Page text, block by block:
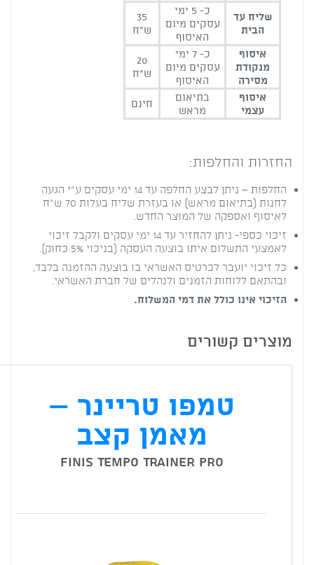
שליח עד
הבית
כ- 5 ימי
עסקים מיום
האיסוף
35
ש"ח
איסוף
מנקודת
מסירה
כ- 7 ימי
עסקים מיום
האיסוף
20
ש"ח
איסוף
עצמי
בתיאום
מראש
חינם
החזרות והחלפות:
החלפות – ניתן לבצע החלפה עד 14 ימי עסקים ע"י הגעה
לחנות (בתיאום מראש) או בעזרת שליח בעלות 70 ש"ח
לאיסוף ואספקה של המוצר החדש.
זיכוי כספי- ניתן להחזיר עד 14 ימי עסקים ולקבל זיכוי
לאמצעי התשלום איתו בוצעה העסקה (בניכוי 5% כחוק).
כל זיכוי יועבר לכרטיס האשראי בו בוצעה ההזמנה בלבד,
ובהתאם ללוחות הזמנים ולנהלים של חברת האשראי.
הזיכוי אינו כולל את דמי המשלוח.
מוצרים קשורים
טמפו טריינר –
מאמן קצב
Finis Tempo Trainer Pro